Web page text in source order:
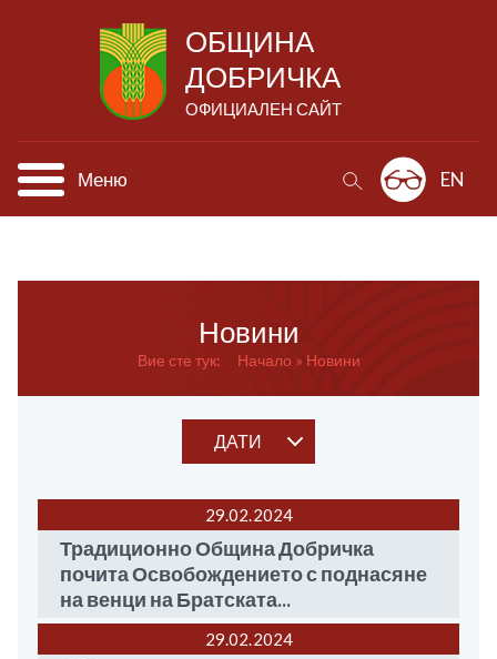
ОБЩИНА
ДОБРИЧКА
ОФИЦИАЛЕН САЙТ
Меню EN
Новини
Вие сте тук: Начало Новини
ДАТИ
29.02 2024
Традиционно Община Добричка
почита Освобождението с поднасяне
на венци на Братската...
29.02 2024